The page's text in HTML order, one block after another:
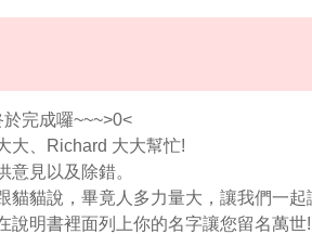
完成囉~~~>0<
大、Richard 大大幫忙!
意見以及除錯。
貓貓說，畢竟人多力量大，讓我們一
說明書裡面列上你的名字讓您留名萬世